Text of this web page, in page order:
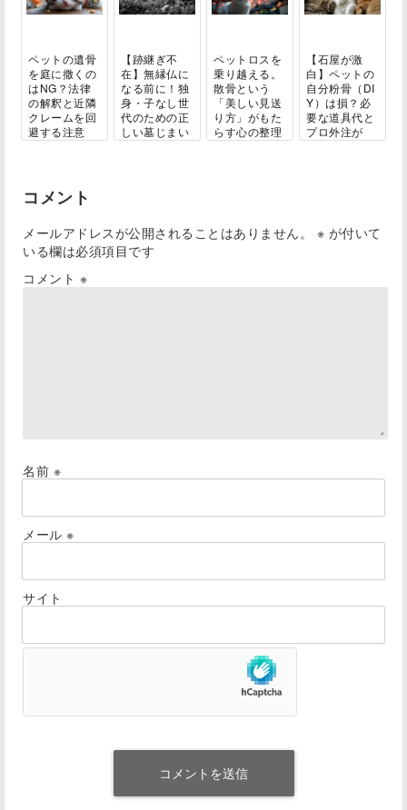
ペットの遺骨
を庭に撒くの
はNG？法律
の解釈と近隣
クレームを回
避する注意
点...
【跡継ぎ不
在】無縁仏に
なる前に！独
身・子なし世
代のための正
しい墓じまい
ガ...
ペットロスを
乗り越える。
散骨という
「美しい見送
り方」がもた
らす心の整理
と...
【石屋が激
白】ペットの
自分粉骨（DI
Y）は損？必
要な道具代と
プロ外注が
結...
コメント
メールアドレスが公開されることはありません。 ※ が付いて
いる欄は必須項目です
コメント ※
名前 ※
メール ※
サイト